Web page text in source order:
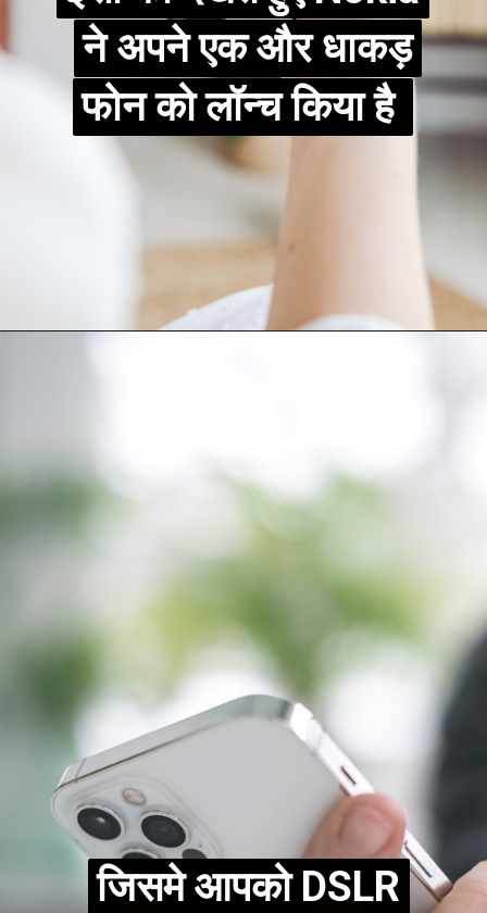
ने अपने एक और धाकड़
फोन को लॉन्च किया है
ने अपने एक और धाकड़
फोन को लॉन्च किया है
जिसमे आपको DSLR
जिसमे आपको DSLR